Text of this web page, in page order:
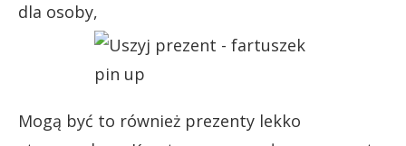
dla osoby,
Mogą być to również prezenty lekko